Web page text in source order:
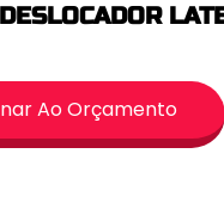
Ao Orçamento